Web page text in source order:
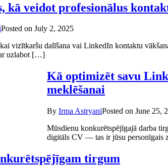
kā veidot profesionālus
Posted on July 2, 2025
vizītkaršu dalīšana vai LinkedIn kontaktu
uzlabot […]
Kā optimizēt savu
meklēšanai
By Irma AstryaniPosted on June 25,
Mūsdienu konkurētspējīgajā darba
digitāls CV — tas ir jūsu personīgais
tirgum